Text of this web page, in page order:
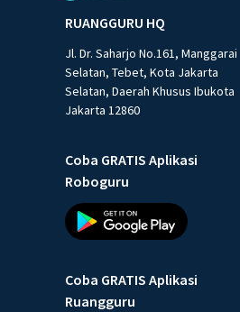
RUANGGURU HQ
Jl. Dr. Saharjo No.161, Manggarai
Selatan, Tebet, Kota Jakarta
Selatan, Daerah Khusus Ibukota
Jakarta 12860
Coba GRATIS Aplikasi
Roboguru
Coba GRATIS Aplikasi
Ruangguru